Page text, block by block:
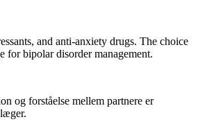
and anti-anxiety drugs. The choice
for bipolar disorder management.
og forståelse mellem partnere er